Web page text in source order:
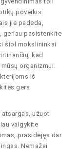
poveikis
jie padeda,
geriau pasistenkite
šiol mokslininkai
kad
organizmui.
iš
gera
užuot
valgykite
prasidėjęs dar
Nemažai